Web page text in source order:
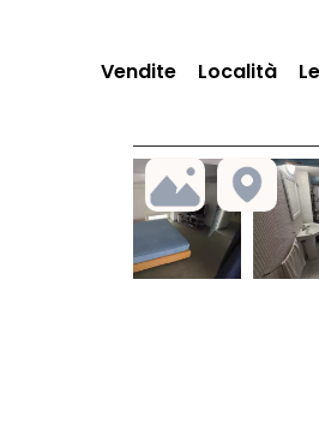
Vendite Località